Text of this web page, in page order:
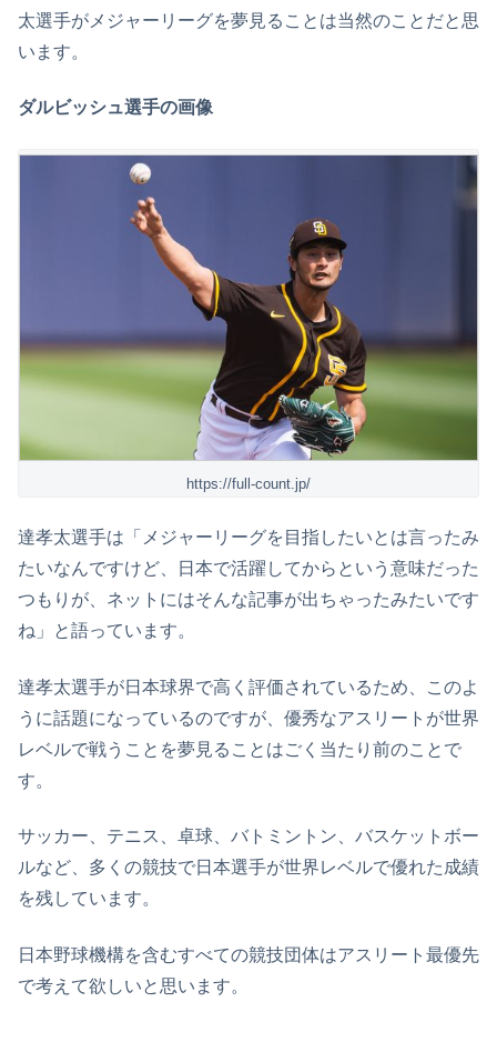
太選手がメジャーリーグを夢見ることは当然のことだと思
います。
ダルビッシュ選手の画像
https://full-count.jp/
達孝太選手は「メジャーリーグを目指したいとは言ったみ
たいなんですけど、日本で活躍してからという意味だった
つもりが、ネットにはそんな記事が出ちゃったみたいです
ね」と語っています。
達孝太選手が日本球界で高く評価されているため、このよ
うに話題になっているのですが、優秀なアスリートが世界
レベルで戦うことを夢見ることはごく当たり前のことで
す。
サッカー、テニス、卓球、バトミントン、バスケットボー
ルなど、多くの競技で日本選手が世界レベルで優れた成績
を残しています。
日本野球機構を含むすべての競技団体はアスリート最優先
で考えて欲しいと思います。